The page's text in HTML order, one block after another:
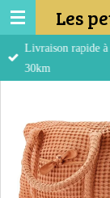
Passer
au
contenu
Les
Livraison rapide à
30km